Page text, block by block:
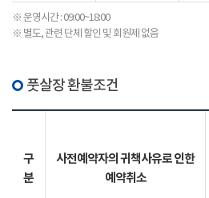
※ 운영시간 : 09:00~18:00
※ 별도, 관련 단체 할인 및 회원제 없음
풋살장 환불조건
구
분
사전예약자의 귀책사유로 인한
예약취소